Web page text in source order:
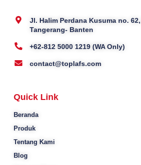
Jl. Halim Perdana Kusuma no.
Tangerang- Banten
+62-812 5000 1219 (WA Only)
contact@toplafs.com
Quick Link
Beranda
Produk
Tentang Kami
Blog